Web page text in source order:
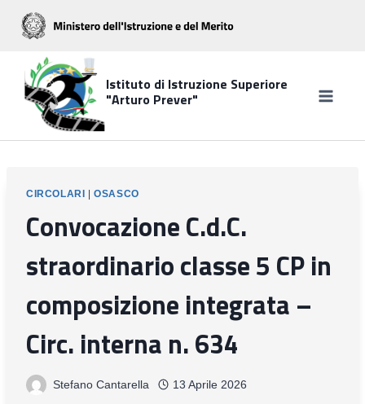
Salta
contenuto
Istituto di Istruzione Superiore
"Arturo Prever"
CIRCOLARI |OSASCO
Convocazione C.d.C.
straordinario classe 5 CP in
composizione integrata –
Circ. interna n. 634
Stefano Cantarella 13 Aprile 2026